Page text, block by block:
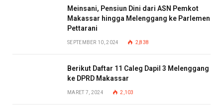
Meinsani, Pensiun Dini dari ASN Pemkot
Makassar hingga Melenggang ke Parlemen
Pettarani
SEPTEMBER 10, 2024 2,838
Berikut Daftar 11 Caleg Dapil 3 Melenggang
ke DPRD Makassar
MARET 7, 2024 2,103